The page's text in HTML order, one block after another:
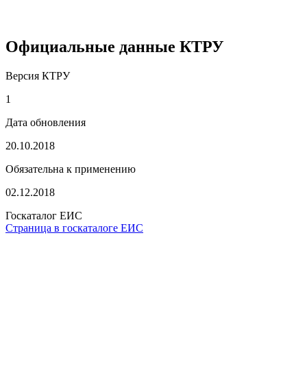
Официальные данные КТРУ
Версия КТРУ
1
Дата обновления
20.10.2018
Обязательна к применению
02.12.2018
Госкаталог ЕИС
Страница в госкаталоге ЕИС